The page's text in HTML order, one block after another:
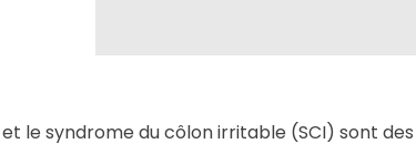
le syndrome du côlon irritable (SCI) sont